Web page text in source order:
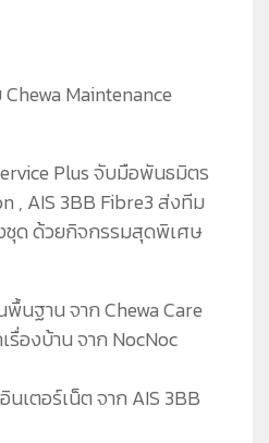
ละพิจารณาค่าตอบแทน
Maintenance
Plus จับมือพันธมิตร
, AIS 3BB Fibre3 ส่งทีม
ชุด ด้วยกิจกรรมสุดพิเศษ
นฐาน จาก Chewa Care
รื่องบ้าน จาก NocNoc
เตอร์เน็ต จาก AIS 3BB